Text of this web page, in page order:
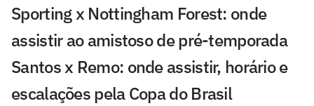
Sporting x Nottingham Forest: onde
assistir ao amistoso de pré-temporada
Santos x Remo: onde assistir, horário e
escalações pela Copa do Brasil